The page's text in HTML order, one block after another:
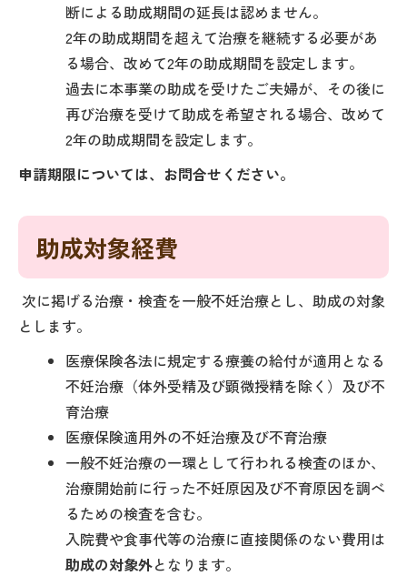
断による助成期間の延長は認めません。
2年の助成期間を超えて治療を継続する必要があ
る場合、改めて2年の助成期間を設定します。
過去に本事業の助成を受けたご夫婦が、その後に
再び治療を受けて助成を希望される場合、改めて
2年の助成期間を設定します。
申請期限については、お問合せください。
助成対象経費
次に掲げる治療・検査を一般不妊治療とし、助成の対象
とします。
医療保険各法に規定する療養の給付が適用となる
不妊治療（体外受精及び顕微授精を除く）及び不
育治療
医療保険適用外の不妊治療及び不育治療
一般不妊治療の一環として行われる検査のほか、
治療開始前に行った不妊原因及び不育原因を調べ
るための検査を含む。
入院費や食事代等の治療に直接関係のない費用は
助成の対象外となります。